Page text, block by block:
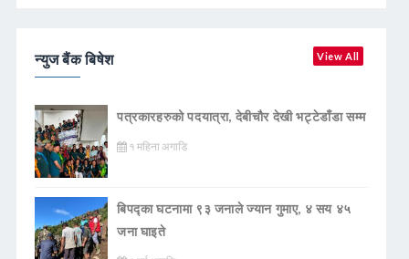
न्युज बैंक बिषेश View All
पत्रकारहरुको पदयात्रा, देबीचौर देखी भट्टेडाँडा सम्म
१ महिना अगाडि
बिपद्का घटनामा ९३ जनाले ज्यान गुमाए, ४ सय ४५
जना घाइते